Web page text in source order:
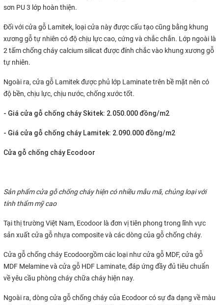
sơn PU 3 lớp hoàn thiện.
Đối với cửa gỗ Lamitek, loại cửa này được cấu tạo cũng bằng khung
xương gỗ tự nhiên có độ chịu lực cao, cứng và chắc chắn. Lớp ngoài là
2 tấm chống cháy calcium silicat được đính chắc vào khung xương gỗ
tự nhiên.
Ngoài ra, cửa gỗ Lamitek được phủ lớp Laminate trên bề mặt nên có
độ bền, chịu lực, chịu nước, chống xước tốt.
- Giá cửa gỗ chống cháy Skitek: 2.050.000 đồng/m2
- Giá cửa gỗ chống cháy Lamitek: 2.090.000 đồng/m2
Cửa gỗ chống cháy Ecodoor
Sản phẩm cửa gỗ chống cháy hiện có nhiều mẫu mã, chủng loại với
tính thẩm mỹ cao
Tại thị trường Việt Nam, Ecodoor là đơn vị tiên phong trong lĩnh vực
sản xuất cửa gỗ nhựa composite và các dòng của gỗ chống cháy.
Cửa gỗ chống cháy Ecodoorgồm các loại như cửa gỗ MDF, cửa gỗ
MDF Melamine và cửa gỗ HDF Laminate, đáp ứng đầy đủ tiêu chuẩn
về yêu cầu phòng cháy chữa cháy hiện nay.
Ngoài ra, dòng cửa gỗ chống cháy của Ecodoor có sự đa dạng về màu